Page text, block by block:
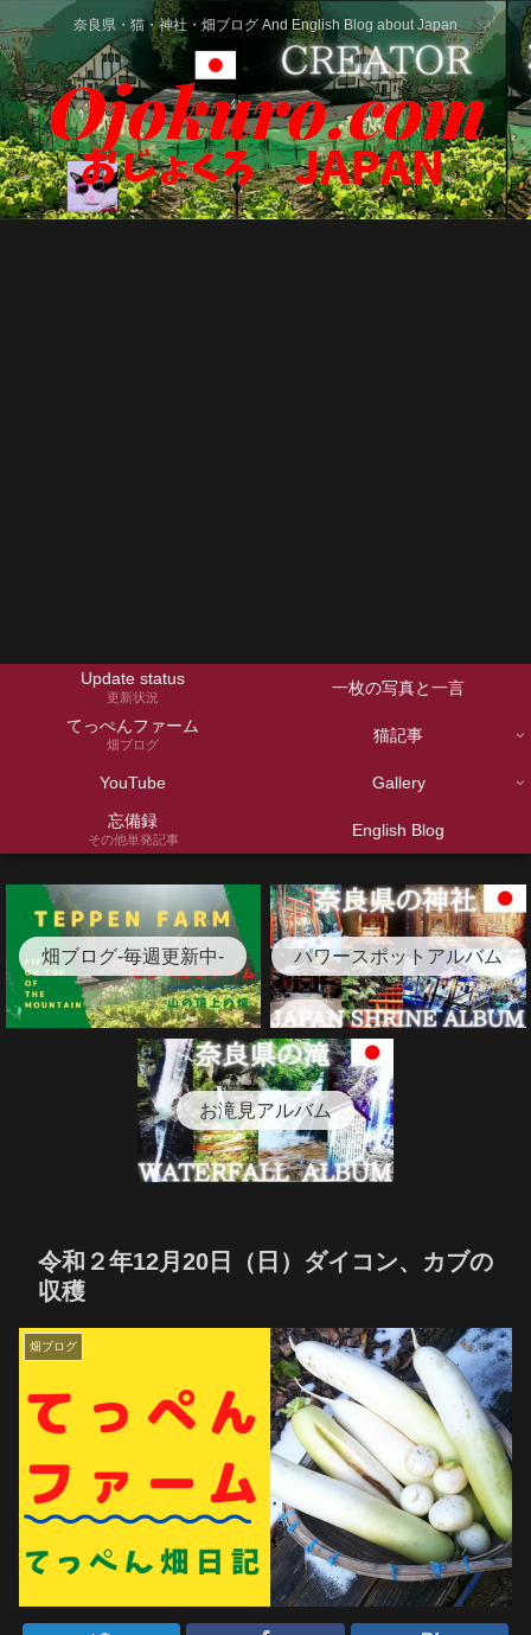
奈良県・猫・神社・畑ブログ And English Blog about Japan
Update status
更新状況
一枚の写真と一言
てっぺんファーム
畑ブログ 猫記事
YouTube
Gallery
忘備録
その他単発記事 English Blog
畑ブログ-毎週更新中- パワースポットアルバム
お滝見アルバム
令和２年12月20日（日）ダイコン、カブの
収穫
畑ブログ